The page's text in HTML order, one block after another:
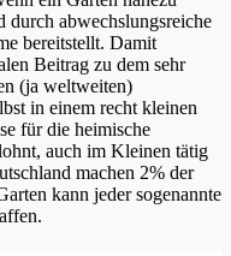
durch abwechslungsreiche
bereitstellt. Damit
Beitrag zu dem sehr
(ja weltweiten)
in einem recht kleinen
für die heimische
auch im Kleinen tätig
machen 2% der
kann jeder sogenannte